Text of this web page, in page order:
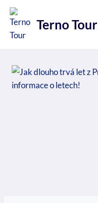
Přeskočit
obsah
Terno Tour